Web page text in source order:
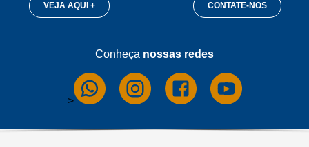
VEJA AQUI + CONTATE-NOS
Conheça nossas redes
>